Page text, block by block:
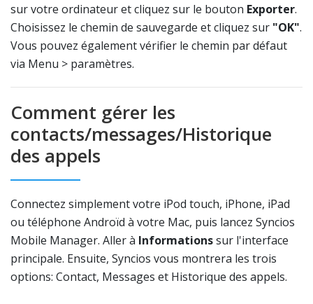
sur votre ordinateur et cliquez sur le bouton Exporter.
Choisissez le chemin de sauvegarde et cliquez sur "OK".
Vous pouvez également vérifier le chemin par défaut
via Menu > paramètres.
Comment gérer les
contacts/messages/Historique
des appels
Connectez simplement votre iPod touch, iPhone, iPad
ou téléphone Androïd à votre Mac, puis lancez Syncios
Mobile Manager. Aller à Informationssur l'interface
principale. Ensuite, Syncios vous montrera les trois
options: Contact, Messages et Historique des appels.